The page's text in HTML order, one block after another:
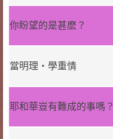
你盼望的是甚麽？
當明理‧學重情
耶和華豈有難成的事嗎？